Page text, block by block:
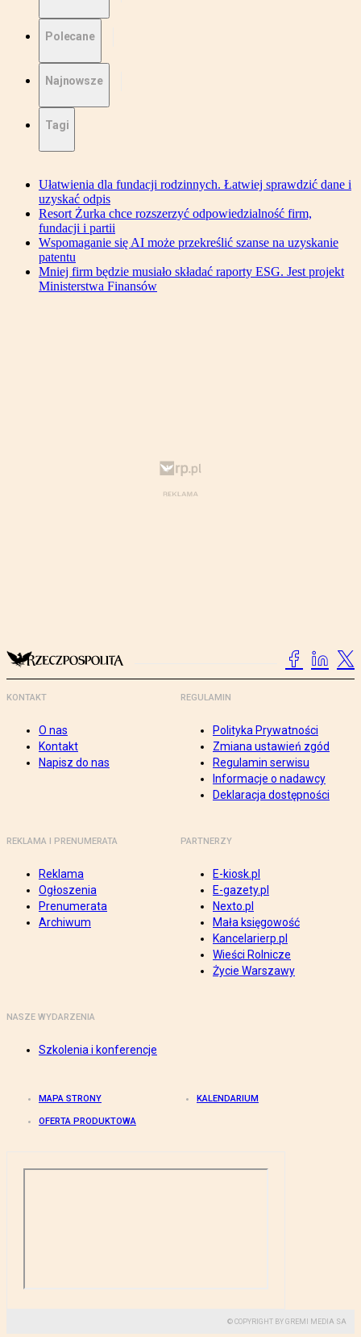
Polecane
Najnowsze
Tagi
Ułatwienia dla fundacji rodzinnych. Łatwiej sprawdzić dane i
uzyskać odpis
Resort Żurka chce rozszerzyć odpowiedzialność firm,
fundacji i partii
Wspomaganie się AI może przekreślić szanse na uzyskanie
patentu
Mniej firm będzie musiało składać raporty ESG. Jest projekt
Ministerstwa Finansów
KONTAKT
O nas
Kontakt
Napisz do nas
REGULAMIN
Polityka Prywatności
Zmiana ustawień zgód
Regulamin serwisu
Informacje o nadawcy
Deklaracja dostępności
REKLAMA I PRENUMERATA
Reklama
Ogłoszenia
Prenumerata
Archiwum
PARTNERZY
E-kiosk.pl
E-gazety.pl
Nexto.pl
Mała księgowość
Kancelarierp.pl
Wieści Rolnicze
Życie Warszawy
NASZE WYDARZENIA
Szkolenia i konferencje
MAPA STRONY KALENDARIUM
OFERTA PRODUKTOWA
© COPYRIGHT BY GREMI MEDIA SA